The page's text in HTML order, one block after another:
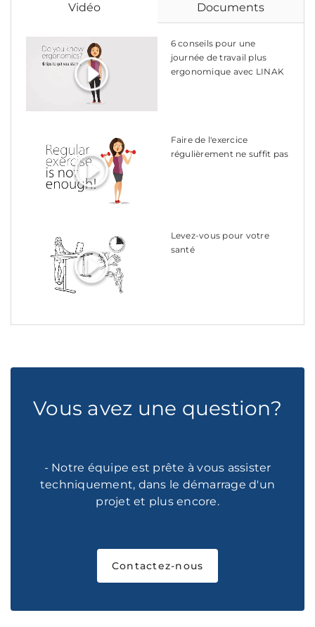
Vidéo Documents
6 conseils pour une
journée de travail plus
ergonomique avec LINAK
Faire de l'exercice
régulièrement ne suffit pas
Levez-vous pour votre
santé
Vous avez une question?
- Notre équipe est prête à vous assister
techniquement, dans le démarrage d'un
projet et plus encore.
Contactez-nous